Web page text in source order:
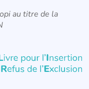
au titre de la